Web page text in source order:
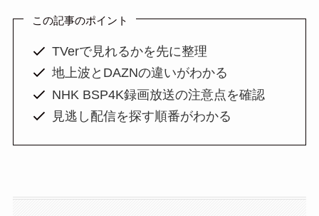
この記事のポイント
TVerで見れるかを先に整理
地上波とDAZNの違いがわかる
NHK BSP4K録画放送の注意点を確認
見逃し配信を探す順番がわかる